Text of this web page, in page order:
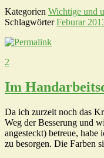
Kategorien Wichtige und
SchlagwörterFeburar
2
Im
Da ich zurzeit noch das
Weg der Besserung und
angesteckt) betreue,
zu besorgen. Die Farben